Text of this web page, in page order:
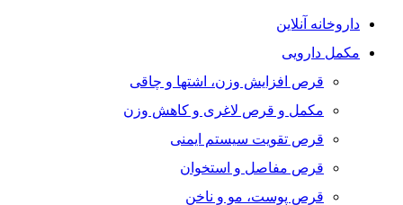
داروخانه آنلاین
مکمل دارویی
قرص افزایش وزن، اشتها و چاقی
مکمل و قرص لاغری و کاهش وزن
قرص تقویت سیستم ایمنی
قرص مفاصل و استخوان
قرص پوست، مو و ناخن